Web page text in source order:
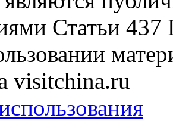
Статьи 437
visitchina.ru